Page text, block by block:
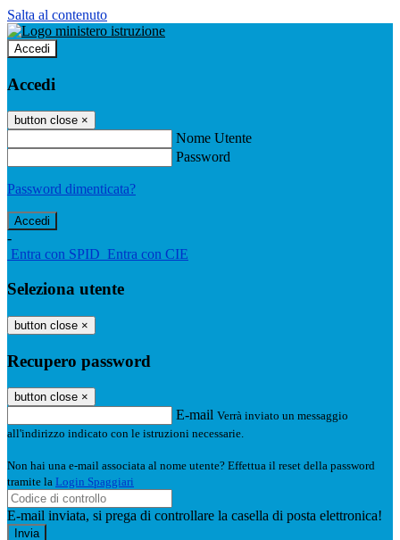
Salta al contenuto
Accedi
Accedi
button close ×
Nome Utente
Password
Password dimenticata?
-
Entra con SPID Entra con CIE
Seleziona utente
button close ×
Recupero password
button close ×
E-mail Verrà inviato un messaggio
all'indirizzo indicato con le istruzioni necessarie.
Non hai una e-mail associata al nome utente? Effettua il reset della password
tramite la Login Spaggiari
E-mail inviata, si prega di controllare la casella di posta elettronica!